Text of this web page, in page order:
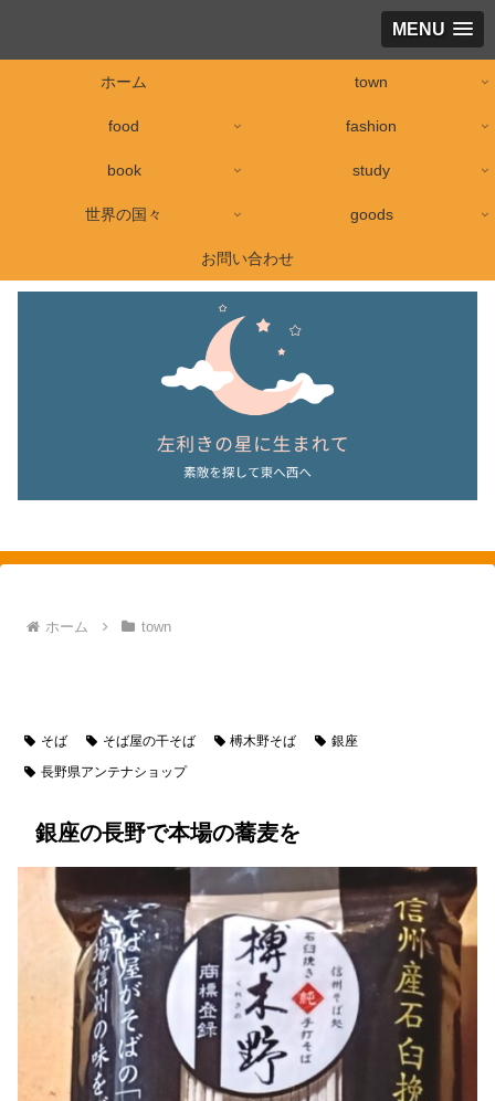
MENU
ホーム town
food fashion
book study
世界の国々 goods
お問い合わせ
ホーム town
そば そば屋の干そば 榑木野そば
銀座
長野県アンテナショップ
銀座の長野で本場の蕎麦を